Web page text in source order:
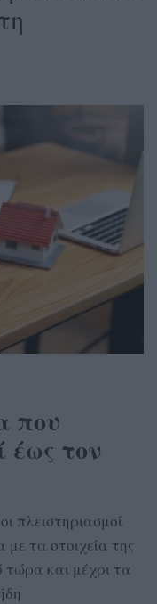
που
έως τον
πλειστηριασμοί
τα στοιχεία της
και μέχρι τα